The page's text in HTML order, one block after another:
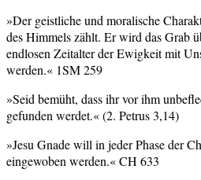
»Der geistliche und moralische
des Himmels zählt. Er wird das Grab
endlosen Zeitalter der Ewigkeit mit
werden.« 1SM 259
»Seid bemüht, dass ihr vor ihm
gefunden werdet.« (2. Petrus 3,14)
»Jesu Gnade will in jeder Phase der
eingewoben werden.« CH 633